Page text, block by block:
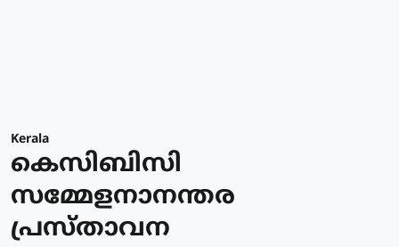
Kerala
കെസിബിസി
സമ്മേളനാനന്തര
പ്രസ്താവന